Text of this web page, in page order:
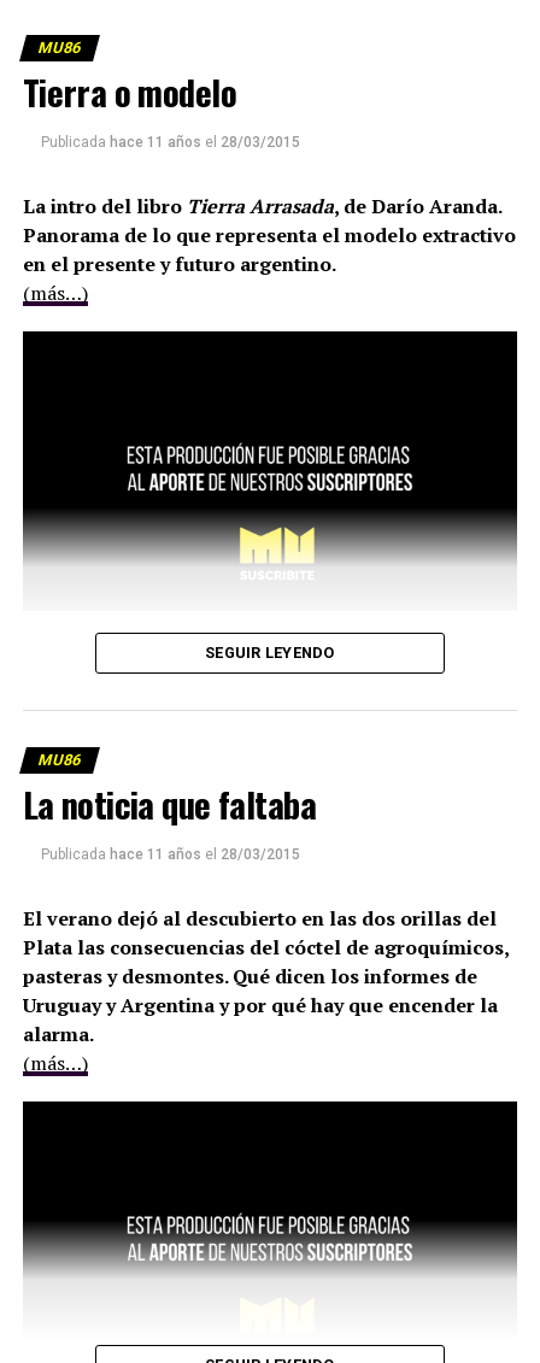
MU86
Tierra o modelo
Publicada hace 11 años el 28/03/2015
La intro del libro Tierra Arrasada, de Darío Aranda.
Panorama de lo que representa el modelo extractivo
en el presente y futuro argentino.
(más…)
SEGUIR LEYENDO
MU86
La noticia que faltaba
Publicada hace 11 años el 28/03/2015
El verano dejó al descubierto en las dos orillas del
Plata las consecuencias del cóctel de agroquímicos,
pasteras y desmontes. Qué dicen los informes de
Uruguay y Argentina y por qué hay que encender la
alarma.
(más…)